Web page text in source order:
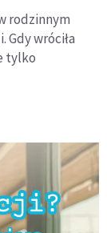
rodzinnym
Gdy wróciła
tylko